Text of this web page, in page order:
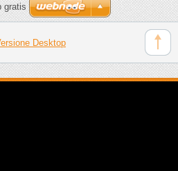
gratis
Desktop